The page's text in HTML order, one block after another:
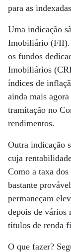
para as
Uma indicação
Imobiliário (FII).
os fundos
Imobiliários
índices de
ainda mais
tramitação no
rendimentos.
Outra indicação
cuja
Como a taxa
bastante
permaneçam
depois de vários
títulos de renda
O que fazer?